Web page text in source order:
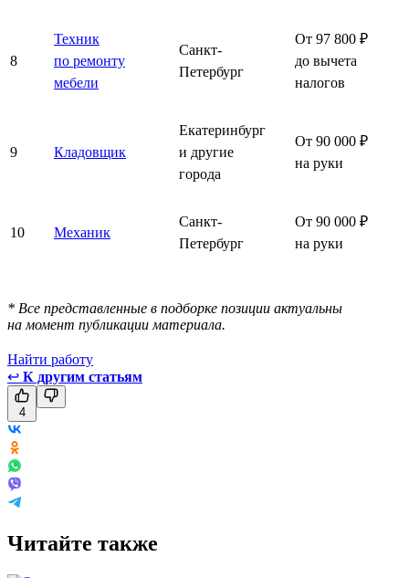
8
Техник
по ремонту
мебели
Санкт-
Петербург
От 97 800 ₽
до вычета
налогов
9 Кладовщик
Екатеринбург
и другие
города
От 90 000 ₽
на руки
10 Механик
Санкт-
Петербург
От 90 000 ₽
на руки
* Все представленные в подборке позиции актуальны
на момент публикации материала.
Найти работу
↩ К другим статьям
4
Читайте также